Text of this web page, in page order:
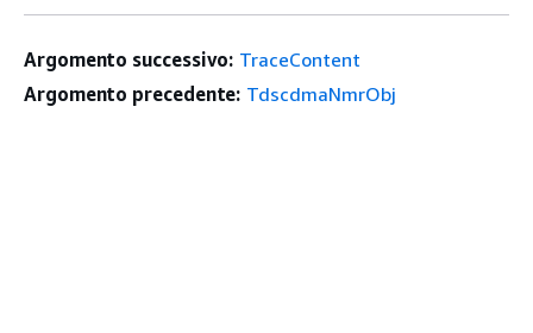
Argomento successivo: TraceContent
Argomento precedente: TdscdmaNmrObj